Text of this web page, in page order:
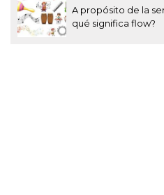
A propósito de la
qué significa flow?